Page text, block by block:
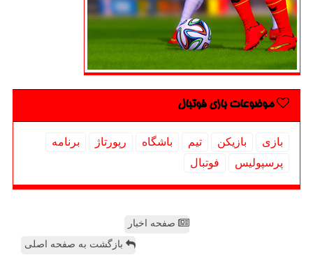
موضوعات بازی فوتبال
بازی بازیكن تیم باشگاه رپورتاژ
برنامه
پرسپولیس
فوتبال
صفحه اخبار
بازگشت به صفحه اصلی